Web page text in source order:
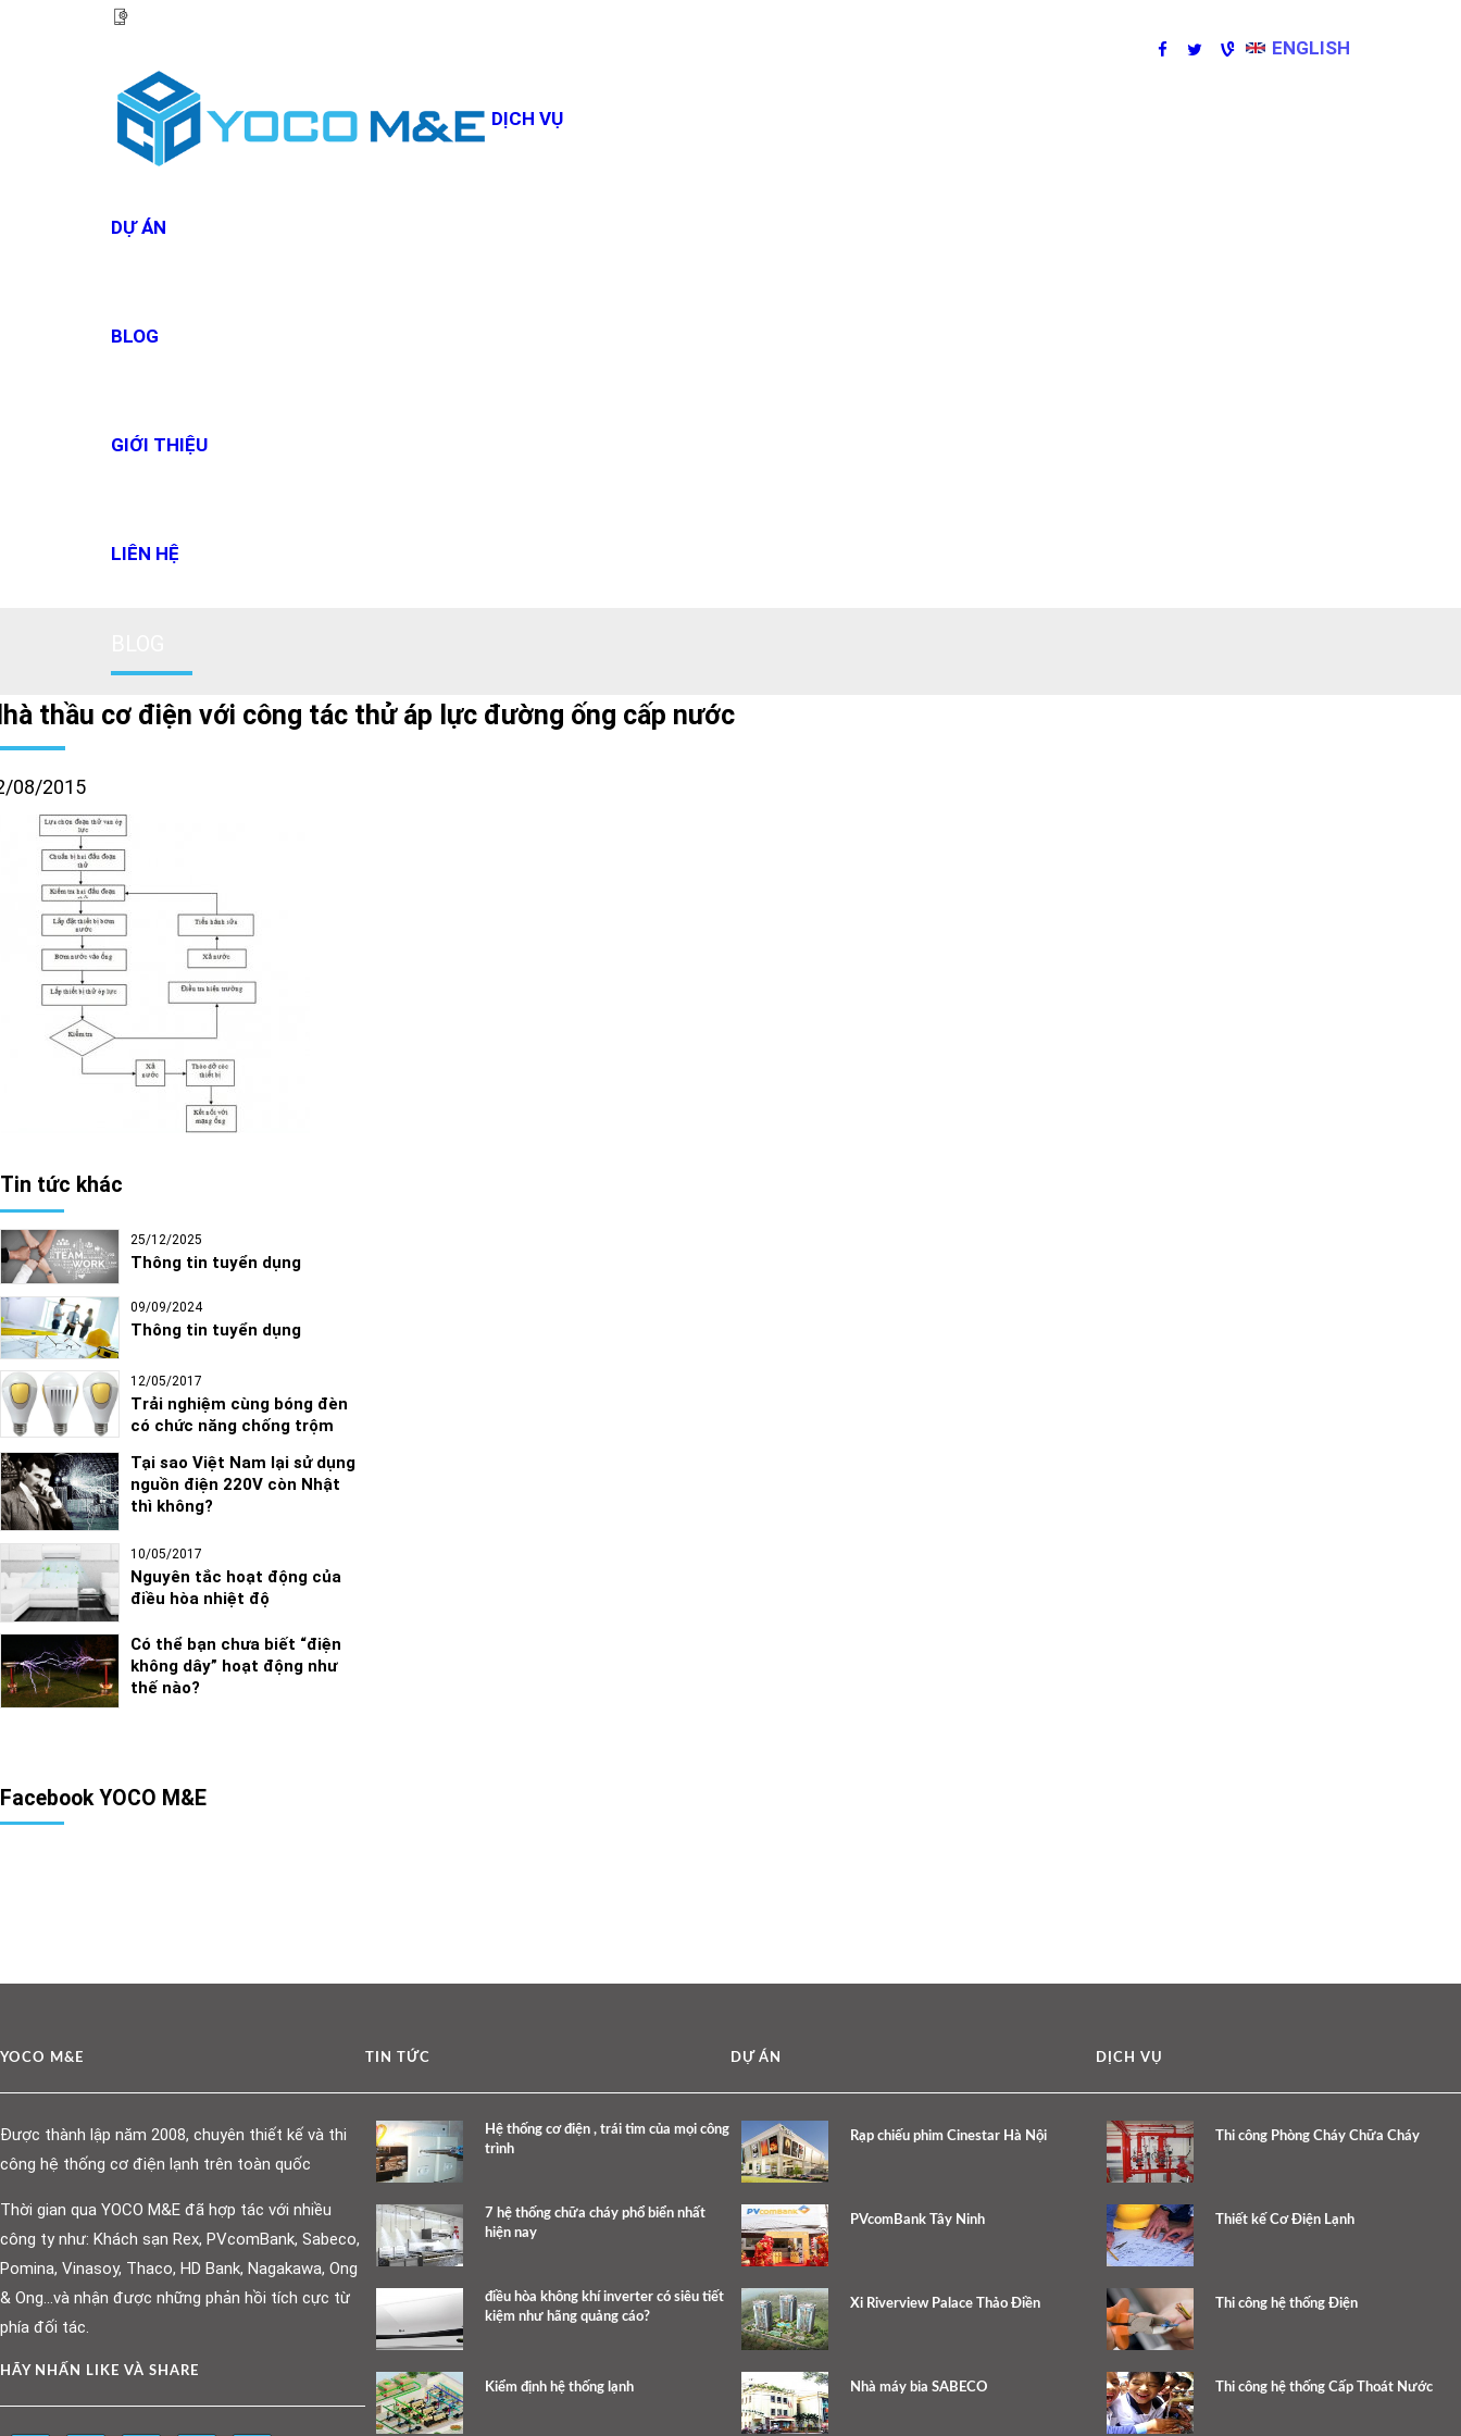
ENGLISH
DỊCH VỤ
DỰ ÁN
BLOG
GIỚI THIỆU
LIÊN HỆ
thầu cơ điện với công tác thử áp lực đường ống cấp nước
08/2015
Tin tức khác
25/12/2025
Thông tin tuyển dụng
09/09/2024
Thông tin tuyển dụng
12/05/2017
Trải nghiệm cùng bóng đèn
có chức năng chống trộm
Tại sao Việt Nam lại sử dụng
nguồn điện 220V còn Nhật
thì không?
10/05/2017
Nguyên tắc hoạt động của
điều hòa nhiệt độ
Có thể bạn chưa biết “điện
không dây” hoạt động như
thế nào?
Facebook YOCO M&E
YOCO M&E
Được thành lập năm 2008, chuyên thiết kế và thi
công hệ thống cơ điện lạnh trên toàn quốc
Thời gian qua YOCO M&E đã hợp tác với nhiều
công ty như: Khách sạn Rex, PVcomBank, Sabeco,
Pomina, Vinasoy, Thaco, HD Bank, Nagakawa, Ong
& Ong…và nhận được những phản hồi tích cực từ
phía đối tác.
HÃY NHẤN LIKE VÀ SHARE
TIN TỨC
Hệ thống cơ điện , trái tim của mọi công
trình
7 hệ thống chữa cháy phổ biển nhất
hiện nay
​điều hòa không khí inverter có siêu tiết
kiệm như hãng quảng cáo?
Kiểm định hệ thống lạnh
DỰ ÁN
Rạp chiếu phim Cinestar Hà Nội
PVcomBank Tây Ninh
Xi Riverview Palace Thảo Điền
Nhà máy bia SABECO
DỊCH VỤ
Thi công Phòng Cháy Chữa Cháy
Thiết kế Cơ Điện Lạnh
Thi công hệ thống Điện
Thi công hệ thống Cấp Thoát Nước